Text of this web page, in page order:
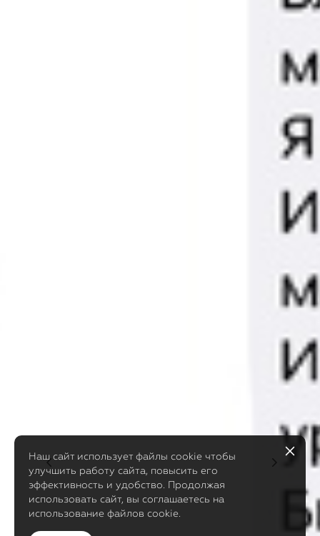
Наш сайт использует файлы cookie чтобы
улучшить работу сайта, повысить его
эффективность и удобство. Продолжая
использовать сайт, вы соглашаетесь на
использование файлов cookie.